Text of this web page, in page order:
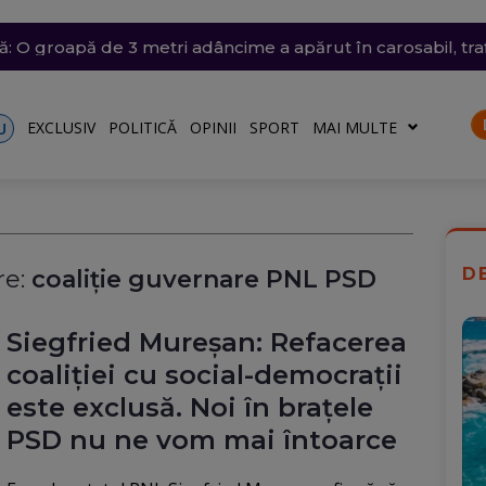
azi un nou record absolut de temperatură
nordul Angliei: O defecțiune electrică provoacă
O groapă de 3 metri adâncime a apărut în carosabil,
Dunăre a fost amânată din nou. Crește riscul pentru
Transelectrica va putea deconecta marii
nu vor fi afectate
EXCLUSIV POLITICĂ OPINII SPORT MAI MULTE
coaliție guvernare PNL PSD
Siegfried Mureșan: Refacerea
coaliției cu social-democrații
este exclusă. Noi în brațele
PSD nu ne vom mai întoarce